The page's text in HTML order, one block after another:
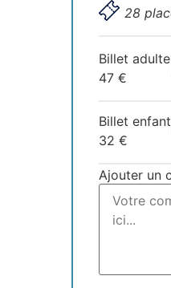
28
Billet adulte
47€
Billet enfant
32€
Ajouter un